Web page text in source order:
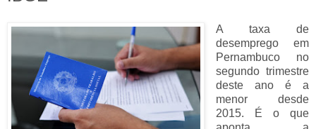
A taxa de
desemprego em
Pernambuco no
segundo trimestre
deste ano é a
menor desde
2015. É o que